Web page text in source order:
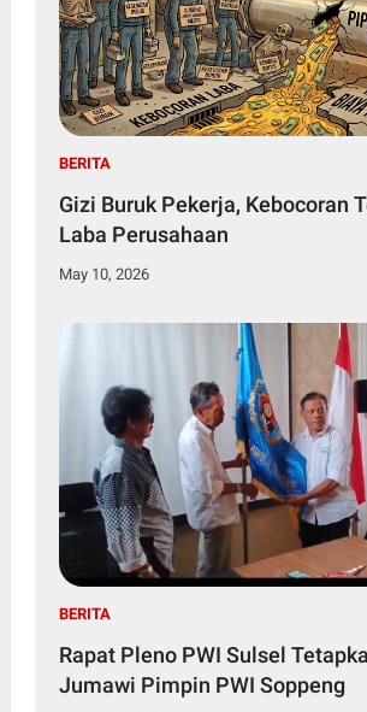
BERITA
Gizi Buruk Pekerja, Kebocoran
Laba Perusahaan
May 10, 2026
BERITA
Rapat Pleno PWI Sulsel
Jumawi Pimpin PWI Soppeng